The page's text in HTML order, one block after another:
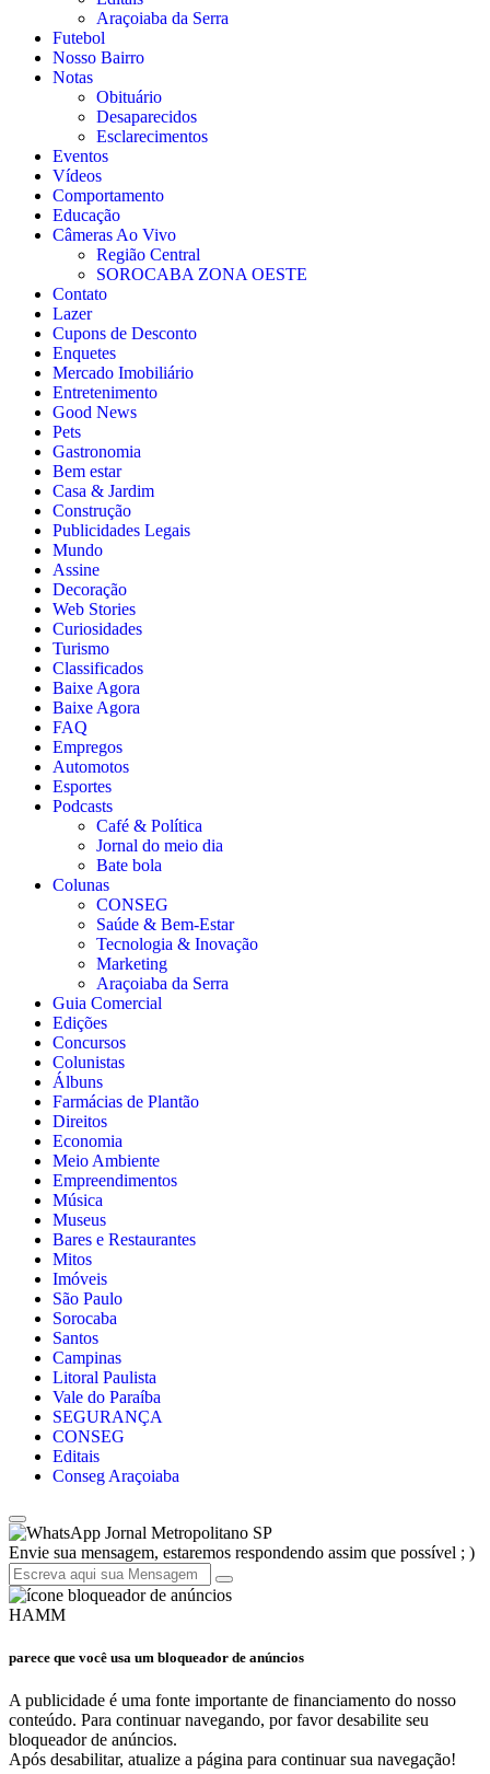
Araçoiaba da Serra
Futebol
Nosso Bairro
Notas
Obituário
Desaparecidos
Esclarecimentos
Eventos
Vídeos
Comportamento
Educação
Câmeras Ao Vivo
Região Central
SOROCABA ZONA OESTE
Contato
Lazer
Cupons de Desconto
Enquetes
Mercado Imobiliário
Entretenimento
Good News
Pets
Gastronomia
Bem estar
Casa & Jardim
Construção
Publicidades Legais
Mundo
Assine
Decoração
Web Stories
Curiosidades
Turismo
Classificados
Baixe Agora
Baixe Agora
FAQ
Empregos
Automotos
Esportes
Podcasts
Café & Política
Jornal do meio dia
Bate bola
Colunas
CONSEG
Saúde & Bem-Estar
Tecnologia & Inovação
Marketing
Araçoiaba da Serra
Guia Comercial
Edições
Concursos
Colunistas
Álbuns
Farmácias de Plantão
Direitos
Economia
Meio Ambiente
Empreendimentos
Música
Museus
Bares e Restaurantes
Mitos
Imóveis
São Paulo
Sorocaba
Santos
Campinas
Litoral Paulista
Vale do Paraíba
SEGURANÇA
CONSEG
Editais
Conseg Araçoiaba
Jornal Metropolitano SP
Envie sua mensagem, estaremos respondendo assim que possível ; )
HAMM
parece que você usa um bloqueador de anúncios
A publicidade é uma fonte importante de financiamento do nosso
conteúdo. Para continuar navegando, por favor desabilite seu
bloqueador de anúncios.
Após desabilitar, atualize a página para continuar sua navegação!